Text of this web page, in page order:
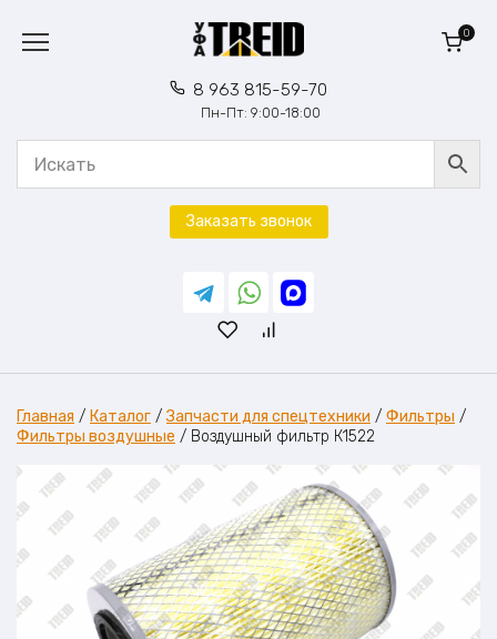
содержанию
8 963 815-59-70
Пн-Пт: 9:00-18:00
0
Заказать звонок
Главная / Каталог /Запчасти для спецтехники / Фильтры /
Фильтры воздушные / Воздушный фильтр К1522